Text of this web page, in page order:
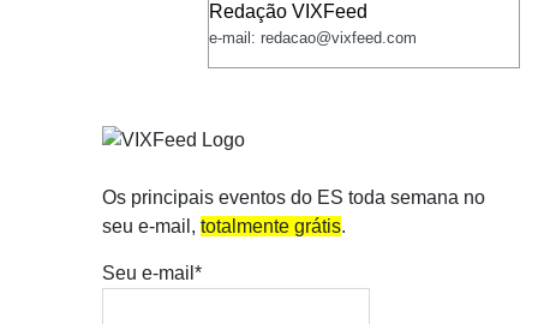
Redação VIXFeed
e-mail: redacao@vixfeed.com
Os principais eventos do ES toda semana no
seu e-mail, totalmente grátis.
Seu e-mail*